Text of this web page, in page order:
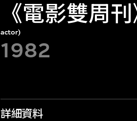
《電影雙周刊
actor)
1982
詳細資料